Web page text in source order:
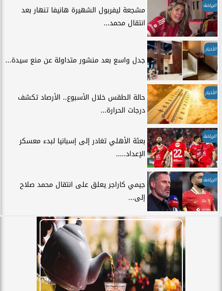
الرياضة
مشجعة ليفربول الشهيرة هانيفا تنهار بعد
انتقال محمد...
الأخبار
جدل واسع بعد منشور متداولة عن منع سيدة...
الأخبار
حالة الطقس خلال الأسبوع.. الأرصاد تكشف
درجات الحرارة...
الرياضة
بعثة الأهلي تغادر إلى إسبانيا لبدء معسكر
الإعداد.....
الرياضة
جيمي كاراجر يعلق على انتقال محمد صلاح
إلى...